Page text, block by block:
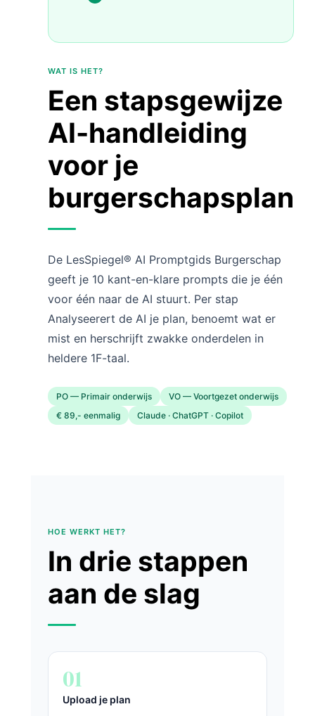
WAT IS HET?
Een stapsgewijze
AI-handleiding
voor je
burgerschapsplan
De LesSpiegel® AI Promptgids Burgerschap
geeft je 10 kant-en-klare prompts die je één
voor één naar de AI stuurt. Per stap
Analyseerert de AI je plan, benoemt wat er
mist en herschrijft zwakke onderdelen in
heldere 1F-taal.
PO — Primair onderwijs
VO — Voortgezet onderwijs
€ 89,- eenmalig
Claude · ChatGPT · Copilot
HOE WERKT HET?
In drie stappen
aan de slag
01
Upload je plan